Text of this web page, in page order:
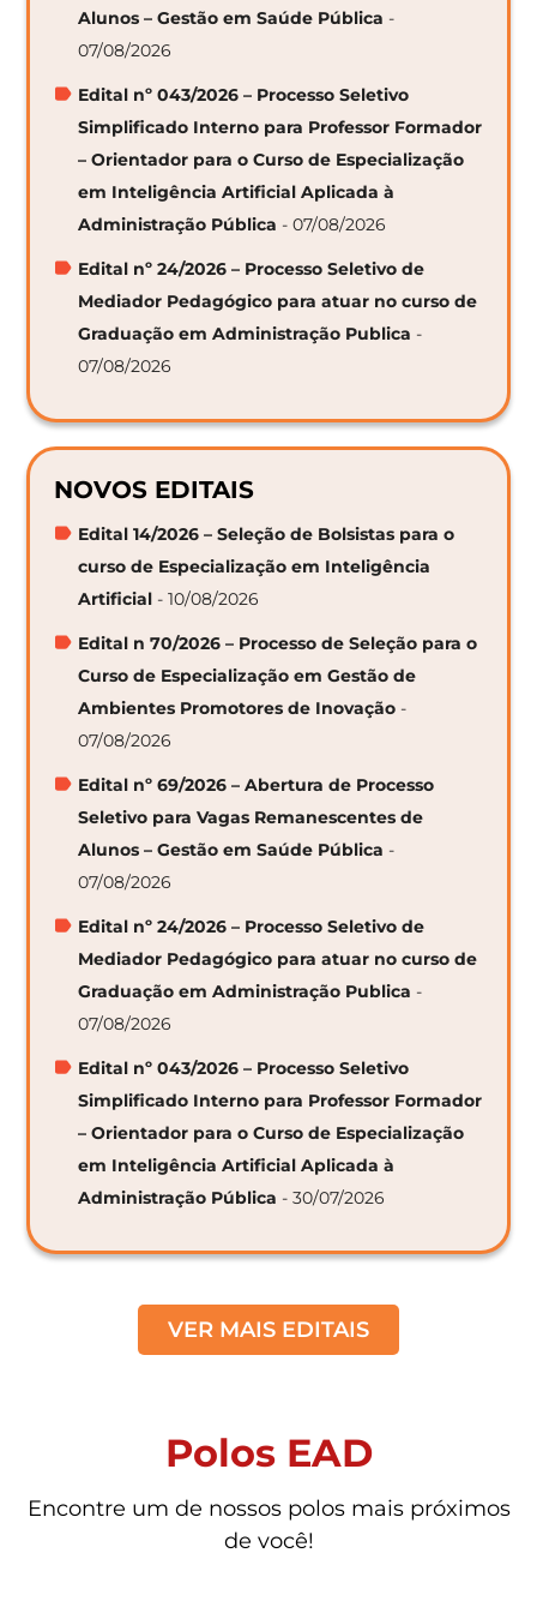
Alunos – Gestão em Saúde Pública -
07/08/2026
Edital nº 043/2026 – Processo Seletivo
Simplificado Interno para Professor Formador
– Orientador para o Curso de Especialização
em Inteligência Artificial Aplicada à
Administração Pública - 07/08/2026
Edital nº 24/2026 – Processo Seletivo de
Mediador Pedagógico para atuar no curso de
Graduação em Administração Publica -
07/08/2026
NOVOS EDITAIS
Edital 14/2026 – Seleção de Bolsistas para o
curso de Especialização em Inteligência
Artificial - 10/08/2026
Edital n 70/2026 – Processo de Seleção para o
Curso de Especialização em Gestão de
Ambientes Promotores de Inovação -
07/08/2026
Edital nº 69/2026 – Abertura de Processo
Seletivo para Vagas Remanescentes de
Alunos – Gestão em Saúde Pública -
07/08/2026
Edital nº 24/2026 – Processo Seletivo de
Mediador Pedagógico para atuar no curso de
Graduação em Administração Publica -
07/08/2026
Edital nº 043/2026 – Processo Seletivo
Simplificado Interno para Professor Formador
– Orientador para o Curso de Especialização
em Inteligência Artificial Aplicada à
Administração Pública - 30/07/2026
VER MAIS EDITAIS
Polos EAD
Encontre um de nossos polos mais próximos
de você!